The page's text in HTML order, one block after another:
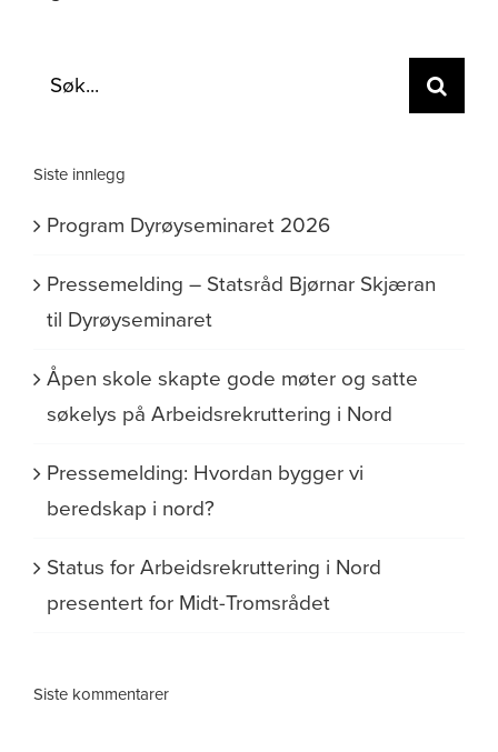
Søk
Siste innlegg
Program Dyrøyseminaret 2026
Pressemelding – Statsråd Bjørnar Skjæran
til Dyrøyseminaret
Åpen skole skapte gode møter og satte
søkelys på Arbeidsrekruttering i Nord
Pressemelding: Hvordan bygger vi
beredskap i nord?
Status for Arbeidsrekruttering i Nord
presentert for Midt-Tromsrådet
Siste kommentarer